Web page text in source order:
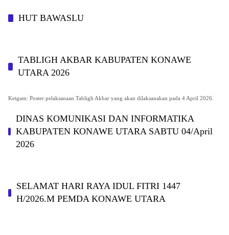
HUT BAWASLU
TABLIGH AKBAR KABUPATEN KONAWE
UTARA 2026
Ketgam: Poster pelaksanaan Tabligh Akbar yang akan dilaksanakan pada 4 April 2026.
DINAS KOMUNIKASI DAN INFORMATIKA
KABUPAΤΕΝ ΚΟNAWE UTARA SABTU 04/April
2026
SELAMAT HARI RAYA IDUL FITRI 1447
H/2026.M PEMDA KONAWE UTARA